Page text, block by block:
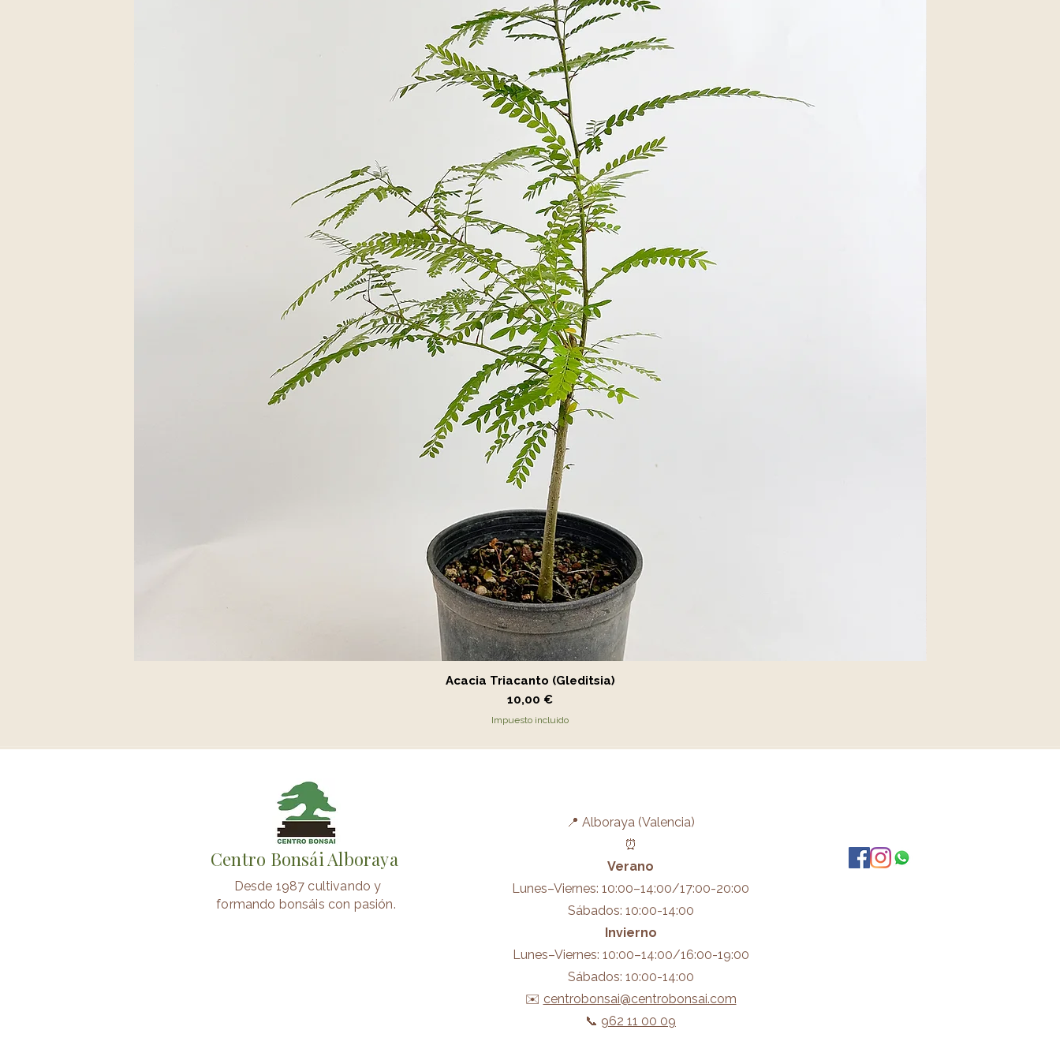
Vista rápida
Acacia Triacanto (Gleditsia)
Precio
10,00 €
Impuesto incluido
Centro Bonsái Alboraya
Desde 1987 cultivando y
formando bonsáis con pasión.
📍 Alboraya (Valencia)
⏰
Verano
Lunes–Viernes: 10:00–14:00/17:00-20:00
Sábados: 10:00-14:00
Invierno
Lunes–Viernes: 10:00–14:00/16:00-19:00
Sábados: 10:00-14:00
✉️ centrobonsai@centrobonsai.com
📞 962 11 00 09